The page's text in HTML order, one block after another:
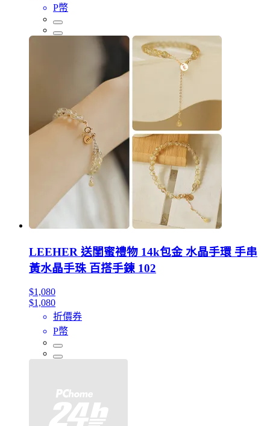
P幣
LEEHER 送閨蜜禮物 14k包金 水晶手環 手串
黃水晶手珠 百搭手鍊 102
$1,080
$1,080
折價券
P幣